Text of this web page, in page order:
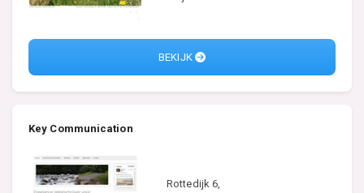
BEKIJK
Key Communication
Rottedijk 6,